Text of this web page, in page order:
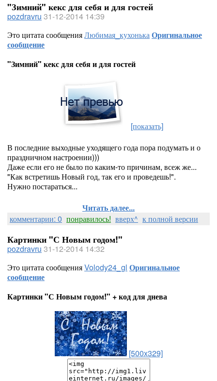
"Зимний" кекс для себя и для гостей
pozdravru 31-12-2014 14:39
Это цитата сообщенияЛюбимая_кухонькаОригинальное
сообщение
"Зимний" кекс для себя и для гостей
[показать]
В последние выходные уходящего года пора подумать и о
праздничном настроении)))
Даже если его не было по каким-то причинам, всеж же...
"Как встретишь Новый год, так его и проведешь!".
Нужно постараться...
Читать далее...
комментарии: 0 понравилось! вверх^ к полной версии
Картинки "С Новым годом!"
pozdravru 31-12-2014 14:32
Это цитата сообщенияVolody24_gl Оригинальное
сообщение
Картинки "С Новым годом!" + код для днева
[500x329]